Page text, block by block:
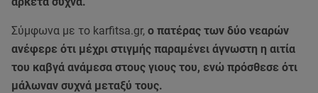
Σύμφωνα με το karfitsa.gr, ο πατέρας των δύο νεαρών
ανέφερε ότι μέχρι στιγμής παραμένει άγνωστη η αιτία
του καβγά ανάμεσα στους γιους του, ενώ πρόσθεσε ότι
μάλωναν συχνά μεταξύ τους.